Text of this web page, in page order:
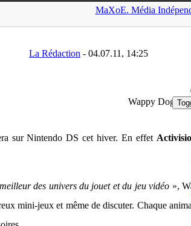
MaXoE. Média
La Rédaction - 04.07.11, 14:25
Wappy Dog
sur Nintendo DS cet hiver. En effet
des univers du jouet et du jeu vidéo »,
mini-jeux et même de discuter. Chaque